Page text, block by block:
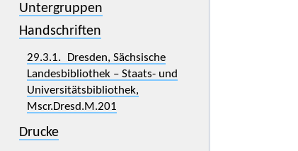
Untergruppen
Handschriften
29.3.1. Dresden, Sächsische
Landesbibliothek – Staats- und
Universitätsbibliothek,
Mscr.Dresd.M.201
Drucke